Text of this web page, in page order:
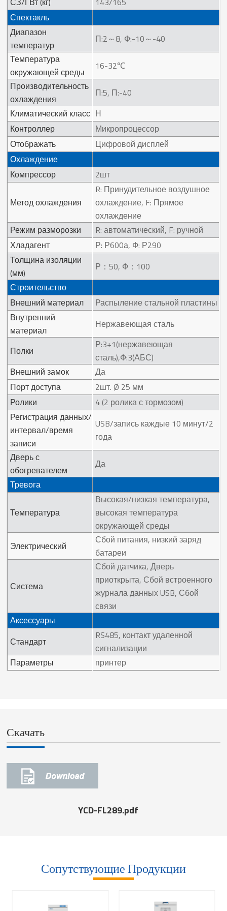
Спектакль
Диапазон
температур
П:2～8, Ф:-10～-40
Температура
окружающей среды
16-32℃
Производительность
охлаждения
П:5, П:-40
Климатический класс Н
Контроллер
Микропроцессор
Отображать
Цифровой дисплей
Охлаждение
Компрессор
2шт
Метод охлаждения
R: Принудительное воздушное
охлаждение, F: Прямое
охлаждение
Режим разморозки
R: автоматический, F: ручной
Хладагент
Р: Р600а, Ф: Р290
Толщина изоляции
(мм)
Р：50, Ф：100
Строительство
Внешний материал
Распыление стальной пластины
Внутренний
материал
Нержавеющая сталь
Полки
Р:3+1(нержавеющая
сталь),Ф:3(АБС)
Внешний замок
Да
Порт доступа
2шт. Ø 25 мм
Ролики
4 (2 ролика с тормозом)
Регистрация данных/
интервал/время
записи
USB/запись каждые 10 минут/2
года
Дверь с
обогревателем
Да
Тревога
Температура
Высокая/низкая температура,
высокая температура
окружающей среды
Электрический
Сбой питания, низкий заряд
батареи
Система
Сбой датчика, Дверь
приоткрыта, Сбой встроенного
журнала данных USB, Сбой
связи
Аксессуары
Стандарт
RS485, контакт удаленной
сигнализации
Параметры
принтер
Скачать
YCD-FL289.pdf
Сопутствующие Продукции